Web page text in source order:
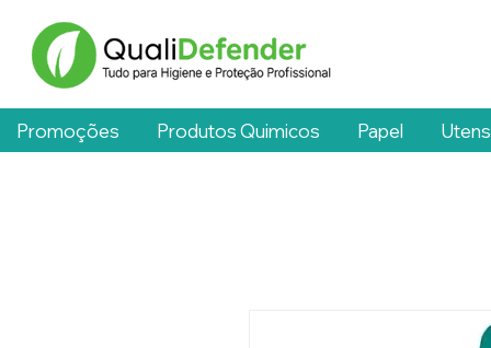
Promoções Produtos Quimicos Papel